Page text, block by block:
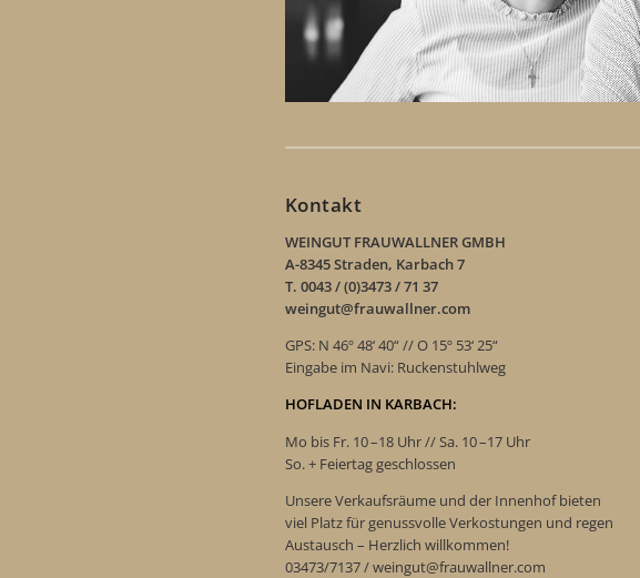
Kontakt
WEINGUT FRAUWALLNER GMBH
A-8345 Straden, Karbach 7
T. 0043 / (0)3473 / 71 37
weingut@frauwallner.com
GPS: N 46º 48‘ 40“ // O 15º 53‘ 25“
Eingabe im Navi: Ruckenstuhlweg
HOFLADEN IN KARBACH:
Mo bis Fr. 10 –18 Uhr // Sa. 10 –17 Uhr
So. + Feiertag geschlossen
Unsere Verkaufsräume und der Innenhof bieten
viel Platz für genussvolle Verkostungen und regen
Austausch – Herzlich willkommen!
03473/7137 / weingut@frauwallner.com